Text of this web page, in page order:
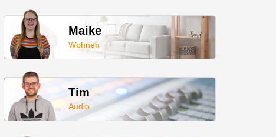
Maike
Wohnen
Tim
Audio